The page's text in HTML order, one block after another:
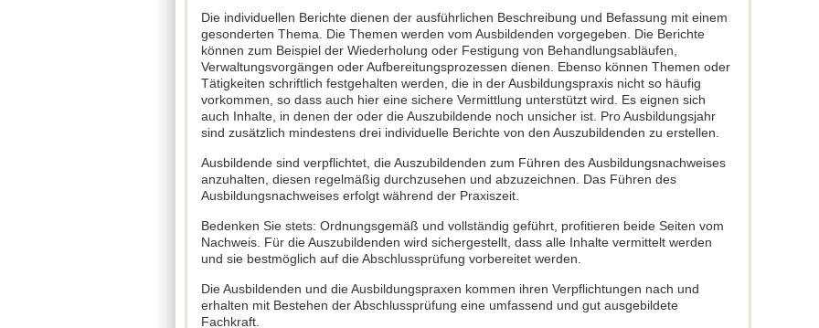
Die individuellen Berichte dienen der ausführlichen Beschreibung und Befassung mit einem
gesonderten Thema. Die Themen werden vom Ausbildenden vorgegeben. Die Berichte
können zum Beispiel der Wiederholung oder Festigung von Behandlungsabläufen,
Verwaltungsvorgängen oder Aufbereitungsprozessen dienen. Ebenso können Themen oder
Tätigkeiten schriftlich festgehalten werden, die in der Ausbildungspraxis nicht so häufig
vorkommen, so dass auch hier eine sichere Vermittlung unterstützt wird. Es eignen sich
auch Inhalte, in denen der oder die Auszubildende noch unsicher ist. Pro Ausbildungsjahr
sind zusätzlich mindestens drei individuelle Berichte von den Auszubildenden zu erstellen.
Ausbildende sind verpflichtet, die Auszubildenden zum Führen des Ausbildungsnachweises
anzuhalten, diesen regelmäßig durchzusehen und abzuzeichnen. Das Führen des
Ausbildungsnachweises erfolgt während der Praxiszeit.
Bedenken Sie stets: Ordnungsgemäß und vollständig geführt, profitieren beide Seiten vom
Nachweis. Für die Auszubildenden wird sichergestellt, dass alle Inhalte vermittelt werden
und sie bestmöglich auf die Abschlussprüfung vorbereitet werden.
Die Ausbildenden und die Ausbildungspraxen kommen ihren Verpflichtungen nach und
erhalten mit Bestehen der Abschlussprüfung eine umfassend und gut ausgebildete
Fachkraft.